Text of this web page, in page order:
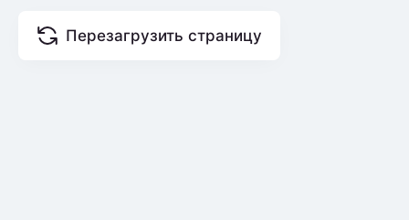
Перезагрузить страницу